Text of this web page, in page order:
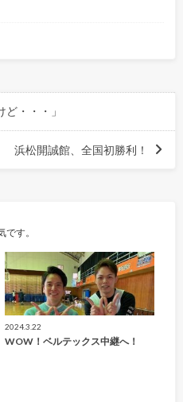
ど・・・」
浜松開誠館、全国初勝利！
です。
2024.3.22
WOW！ベルテックス中継へ！